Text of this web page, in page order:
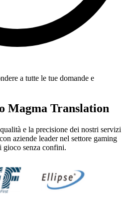
a tutte le tue domande e
Magma Translation
e la precisione dei nostri servizi
aziende leader nel settore gaming
gioco senza confini.